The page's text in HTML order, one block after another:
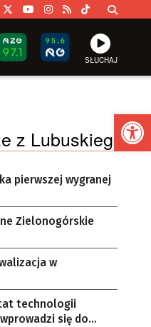
SŁUCHAJ
z Lubuskiego
pierwszej wygranej
Zielonogórskie
w
technologii
się do